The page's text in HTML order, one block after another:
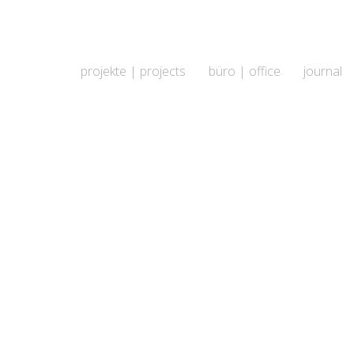
projekte | projects büro | office journal